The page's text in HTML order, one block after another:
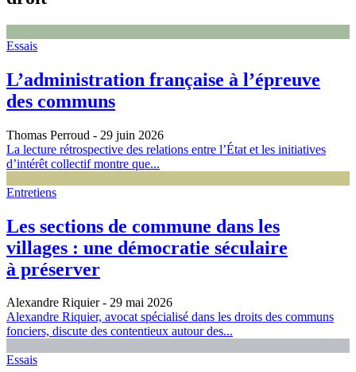
Essais
L’administration française à l’épreuve
des communs
Thomas Perroud - 29 juin 2026
La lecture rétrospective des relations entre l’État et les initiatives
d’intérêt collectif montre que...
Entretiens
Les sections de commune dans les
villages : une démocratie séculaire
à préserver
Alexandre Riquier- 29 mai 2026
Alexandre Riquier, avocat spécialisé dans les droits des communs
fonciers, discute des contentieux autour des...
Essais